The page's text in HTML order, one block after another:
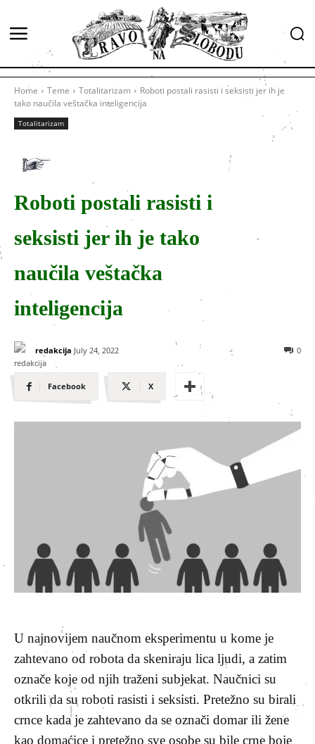
Home Teme Totalitarizam
Roboti postali rasisti i seksisti jer ih je
tako naučila veštačka inteligencija
Totalitarizam
Roboti postali rasisti i
seksisti jer ih je tako
naučila veštačka
inteligencija
redakcija July 24, 2022 0
Facebook X
U najnovijem naučnom eksperimentu u kome je
zahtevano od robota da skeniraju lica ljudi, a zatim
označe koje od njih traženi subjekat. Naučnici su
otkrili da su roboti rasisti i seksisti. Pretežno su birali
crnce kada je zahtevano da se označi domar ili žene
kao domaćice i pretežno sve osobe su bile crne boje